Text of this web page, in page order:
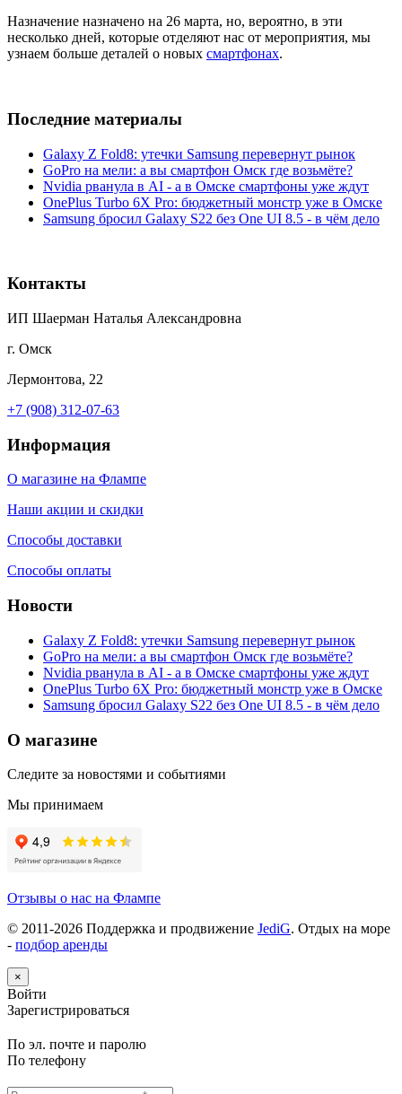
Назначение назначено на 26 марта, но, вероятно, в эти
несколько дней, которые отделяют нас от мероприятия, мы
узнаем больше деталей о новых смартфонах.
Последние материалы
Galaxy Z Fold8: утечки Samsung перевернут рынок
GoPro на мели: а вы смартфон Омск где возьмёте?
Nvidia рванула в AI - а в Омске смартфоны уже ждут
OnePlus Turbo 6X Pro: бюджетный монстр уже в Омске
Samsung бросил Galaxy S22 без One UI 8.5 - в чём дело
Контакты
ИП Шаерман Наталья Александровна
г. Омск
Лермонтова, 22
+7 (908) 312-07-63
Информация
О магазине на Флампе
Наши акции и скидки
Способы доставки
Способы оплаты
Новости
Galaxy Z Fold8: утечки Samsung перевернут рынок
GoPro на мели: а вы смартфон Омск где возьмёте?
Nvidia рванула в AI - а в Омске смартфоны уже ждут
OnePlus Turbo 6X Pro: бюджетный монстр уже в Омске
Samsung бросил Galaxy S22 без One UI 8.5 - в чём дело
О магазине
Следите за новостями и событиями
Мы принимаем
Отзывы о нас на Флампе
© 2011-2026 Поддержка и продвижение JediG. Отдых на море
- подбор аренды
×
Войти
Зарегистрироваться
По эл. почте и паролю
По телефону